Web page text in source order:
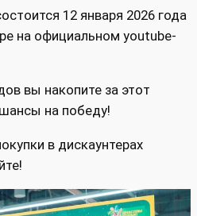
12 января 2026 года
на официальном youtube-
вы накопите за этот
на победу!
в дискаунтерах